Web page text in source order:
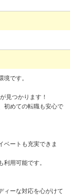
です。
見つかります！
初めての転職も安心で
ベートも充実できま
用可能です。
ィーな対応を心がけて